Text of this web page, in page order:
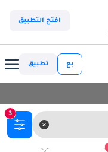
افتح التطبيق
بع تطبيق
3